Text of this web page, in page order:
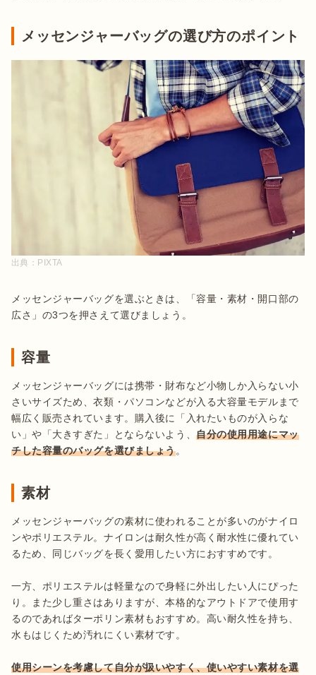
メッセンジャーバッグの選び方のポイント
出典： PIXTA
メッセンジャーバッグを選ぶときは、「容量・素材・開口部の
広さ」の3つを押さえて選びましょう。
容量
メッセンジャーバッグには携帯・財布など小物しか入らない小
さいサイズため、衣類・パソコンなどが入る大容量モデルまで
幅広く販売されています。購入後に「入れたいものが入らな
い」や「大きすぎた」とならないよう、自分の使用用途にマッ
チした容量のバッグを選びましょう
素材
メッセンジャーバッグの素材に使われることが多いのがナイロ
ンやポリエステル。ナイロンは耐久性が高く耐水性に優れてい
るため、同じバッグを長く愛用したい方におすすめです。
一方、ポリエステルは軽量なので身軽に外出したい人にぴった
り。また少し重さはありますが、本格的なアウトドアで使用す
るのであればターポリン素材もおすすめ。高い耐久性を持ち、
水もはじくため汚れにくい素材です。
使用シーンを考慮して自分が扱いやすく、使いやすい素材を選